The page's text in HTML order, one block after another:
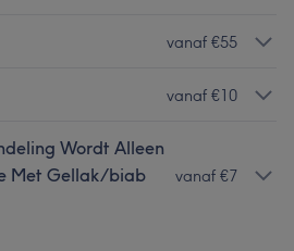
vanaf €55
vanaf €10
Wordt Alleen
Met Gellak/biab
vanaf €7